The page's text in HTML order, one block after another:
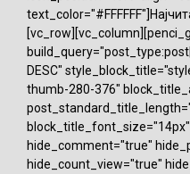
DESC"
thumb-280-376"
hide_comment="true"
hide_count_view="true"